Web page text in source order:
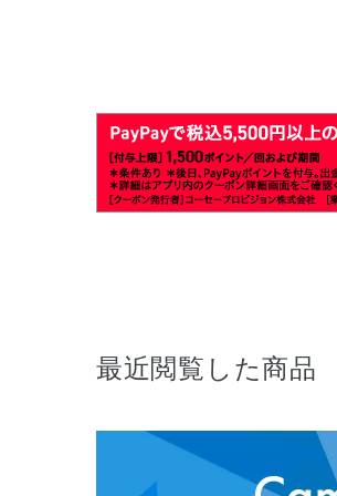
最近閲覧した商品